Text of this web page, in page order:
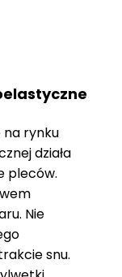
na rynku
działa
pleców.
Nie
snu.